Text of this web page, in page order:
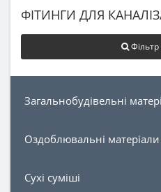
ФІТИНГИ ДЛЯ
Фільтр
Загальнобудівельні
Оздоблювальні матеріали
Сухі суміші